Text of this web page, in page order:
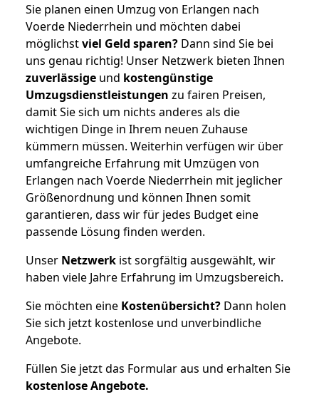
Sie planen einen Umzug von Erlangen nach
Voerde Niederrhein und möchten dabei
möglichstviel Geld sparen? Dann sind Sie bei
uns genau richtig! Unser Netzwerk bieten Ihnen
zuverlässige und kostengünstige
Umzugsdienstleistungen zu fairen Preisen,
damit Sie sich um nichts anderes als die
wichtigen Dinge in Ihrem neuen Zuhause
kümmern müssen. Weiterhin verfügen wir über
umfangreiche Erfahrung mit Umzügen von
Erlangen nach Voerde Niederrhein mit jeglicher
Größenordnung und können Ihnen somit
garantieren, dass wir für jedes Budget eine
passende Lösung finden werden.
Unser Netzwerk ist sorgfältig ausgewählt, wir
haben viele Jahre Erfahrung im Umzugsbereich.
Sie möchten eine Kostenübersicht? Dann holen
Sie sich jetzt kostenlose und unverbindliche
Angebote.
Füllen Sie jetzt das Formular aus und erhalten Sie
kostenloseAngebote.